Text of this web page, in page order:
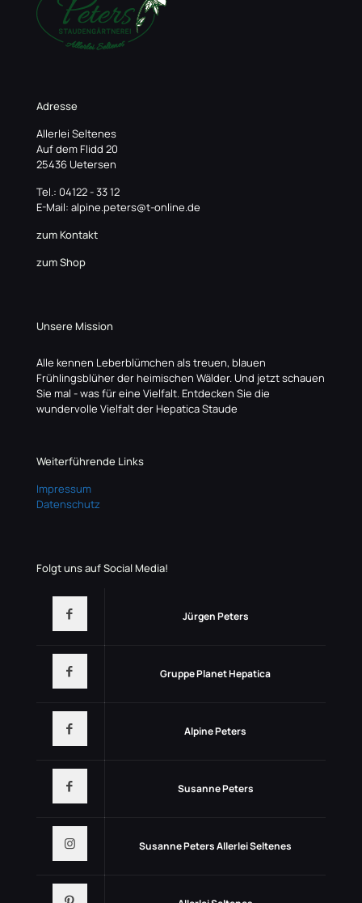
Adresse
Allerlei Seltenes
Auf dem Flidd 20
25436 Uetersen
Tel.: 04122 - 33 12
E-Mail: alpine.peters@t-online.de
zum Kontakt
zum Shop
Unsere Mission
Alle kennen Leberblümchen als treuen, blauen
Frühlingsblüher der heimischen Wälder. Und jetzt schauen
Sie mal - was für eine Vielfalt. Entdecken Sie die
wundervolle Vielfalt der Hepatica Staude
Weiterführende Links
Impressum
Datenschutz
Folgt uns auf Social Media!
Jürgen Peters
Gruppe Planet Hepatica
Alpine Peters
Susanne Peters
Susanne Peters Allerlei Seltenes